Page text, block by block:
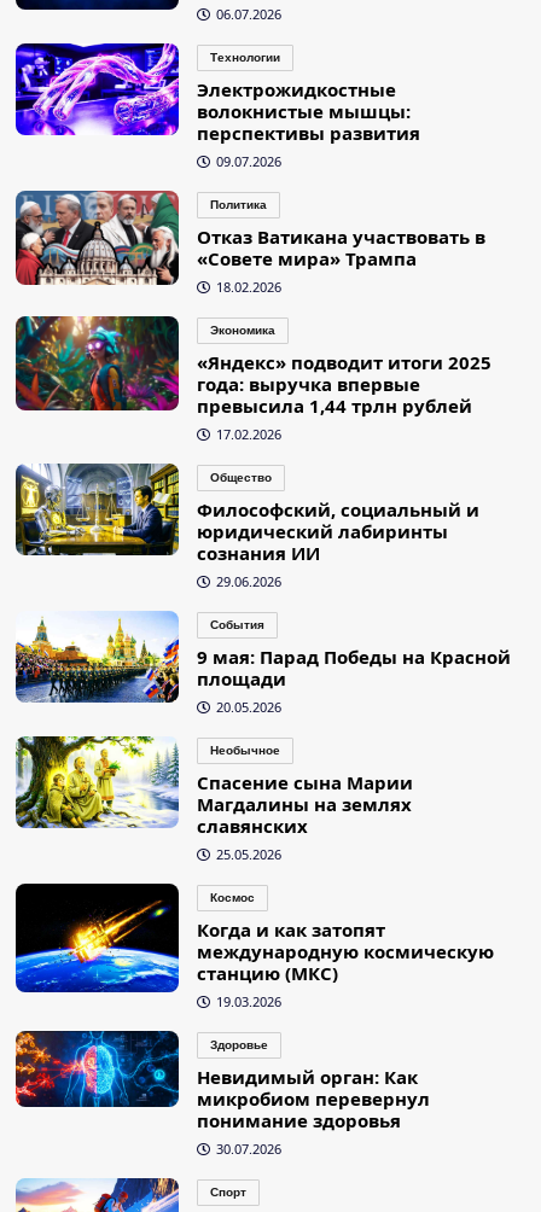
06.07.2026
Технологии
Электрожидкостные
волокнистые мышцы:
перспективы развития
09.07.2026
Политика
Отказ Ватикана участвовать в
«Совете мира» Трампа
18.02.2026
Экономика
«Яндекс» подводит итоги 2025
года: выручка впервые
превысила 1,44 трлн рублей
17.02.2026
Общество
Философский, социальный и
юридический лабиринты
сознания ИИ
29.06.2026
События
9 мая: Парад Победы на Красной
площади
20.05.2026
Необычное
Спасение сына Марии
Магдалины на землях
славянских
25.05.2026
Космос
Когда и как затопят
международную космическую
станцию (МКС)
19.03.2026
Здоровье
Невидимый орган: Как
микробиом перевернул
понимание здоровья
30.07.2026
Спорт